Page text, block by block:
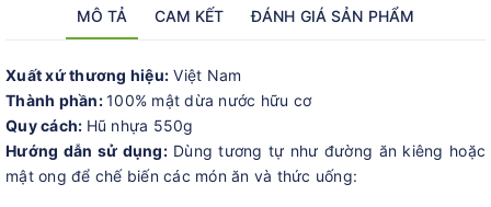
MÔ TẢ CAM KẾT ĐÁNH GIÁ SẢN PHẨM
Xuất xứ thương hiệu: Việt Nam
Thành phần:100% mật dừa nước hữu cơ
Quy cách: Hũ nhựa 550g
Hướng dẫn sử dụng:Dùng tương tự như đường ăn kiêng hoặc
mật ong để chế biến các món ăn và thức uống: